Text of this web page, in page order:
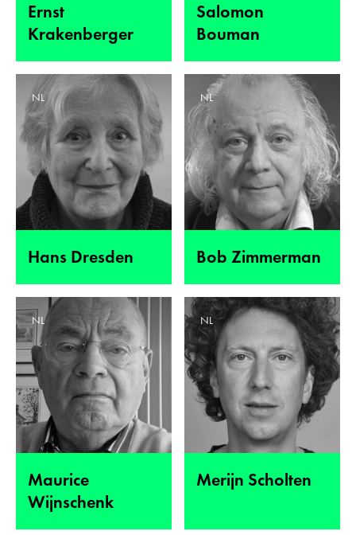
Ernst
Krakenberger
Salomon
Bouman
Hans Dresden
NL
Bob Zimmerman
NL
Maurice
Wijnschenk
NL
Merijn Scholten
NL